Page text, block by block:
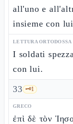
all'uno e
insieme con
LETTURA ORTODOSSA
I soldati
con lui.
33 🗝️1
GRECO
ἐπὶ δὲ τὸν